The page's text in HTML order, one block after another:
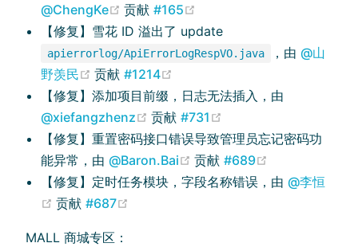
@ChengKe
(opens new window)
贡献#165
【修复】雪花 ID 溢出了 update
apierrorlog/ApiErrorLogRespVO.java ，由@山
野羡民
(opens new window)
贡献#1214
【修复】添加项目前缀，日志无法插入，由
@xiefangzhenz
(opens new window)
贡献#731
【修复】重置密码接口错误导致管理员忘记密码功
能异常，由@Baron.Bai (opens new window)
贡献#689
【修复】定时任务模块，字段名称错误，由@李恒
(opens new window)
贡献#687
MALL 商城专区：